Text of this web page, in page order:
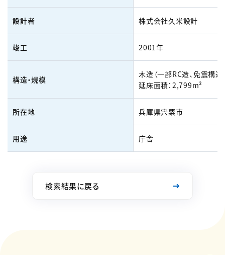
設計者 株式会社久米設計
竣工 2001年
構造・規模
木造（一部RC造、免震構造
延床面積：2,799m²
所在地 兵庫県宍粟市
用途 庁舎
検索結果に戻る